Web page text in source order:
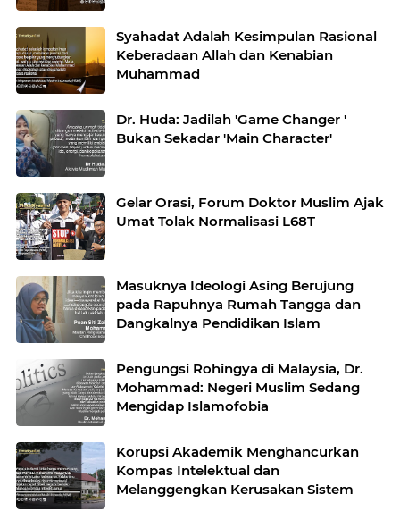
Syahadat Adalah Kesimpulan Rasional
Keberadaan Allah dan Kenabian
Muhammad
Dr. Huda: Jadilah 'Game Changer '
Bukan Sekadar 'Main Character'
Gelar Orasi, Forum Doktor Muslim Ajak
Umat Tolak Normalisasi L68T
Masuknya Ideologi Asing Berujung
pada Rapuhnya Rumah Tangga dan
Dangkalnya Pendidikan Islam
Pengungsi Rohingya di Malaysia, Dr.
Mohammad: Negeri Muslim Sedang
Mengidap Islamofobia
Korupsi Akademik Menghancurkan
Kompas Intelektual dan
Melanggengkan Kerusakan Sistem